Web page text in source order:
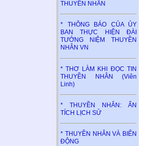
THUYỀN NHÂN
* THÔNG BÁO CỦA ỦY
BAN THỰC HIỆN ĐÀI
TƯỞNG NIỆM THUYỀN
NHÂN VN
* THƠ LÀM KHI ĐỌC TIN
THUYỀN NHÂN (Viên
Linh)
* THUYỀN NHÂN: ẤN
TÍCH LỊCH SỬ
* THUYỀN NHÂN VÀ BIỂN
ĐỘNG